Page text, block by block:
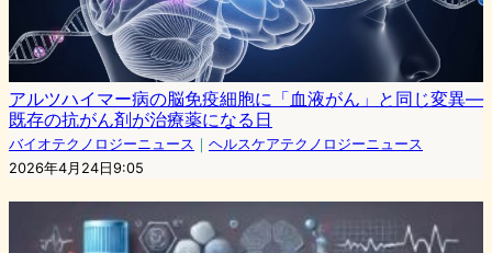
アルツハイマー病の脳免疫細胞に「血液がん」と同じ変異—
既存の抗がん剤が治療薬になる日
バイオテクノロジーニュース ｜ ヘルスケアテクノロジーニュース
2026年4月24日9:05